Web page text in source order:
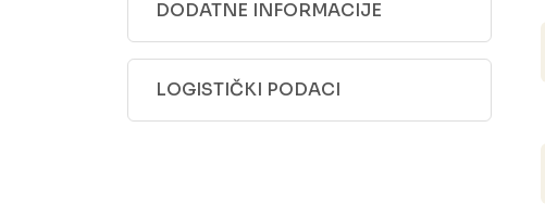
DODATNE INFORMACIJE
LOGISTIČKI PODACI